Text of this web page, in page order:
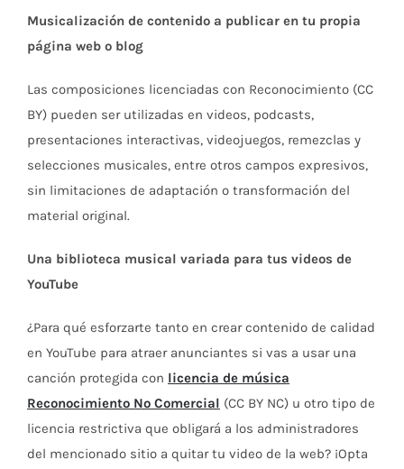
Musicalización de contenido a publicar en tu propia
página web o blog
Las composiciones licenciadas con Reconocimiento (CC
BY) pueden ser utilizadas en videos, podcasts,
presentaciones interactivas, videojuegos, remezclas y
selecciones musicales, entre otros campos expresivos,
sin limitaciones de adaptación o transformación del
material original.
Una biblioteca musical variada para tus videos de
YouTube
¿Para qué esforzarte tanto en crear contenido de calidad
en YouTube para atraer anunciantes si vas a usar una
canción protegida con licencia de música
Reconocimiento No Comercial (CC BY NC) u otro tipo de
licencia restrictiva que obligará a los administradores
del mencionado sitio a quitar tu video de la web? ¡Opta